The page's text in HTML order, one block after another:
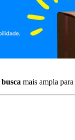
busca mais ampla para